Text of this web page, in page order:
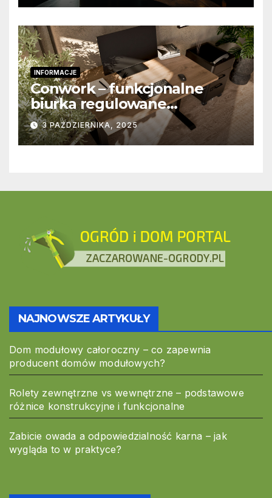
INFORMACJE
Conwork – funkcjonalne
biurka regulowane
stworzone z myślą o
nowoczesnych
przestrzeniach pracy
3 PAŹDZIERNIKA, 2025
NAJNOWSZE ARTYKUŁY
Dom modułowy całoroczny – co zapewnia
producent domów modułowych?
Rolety zewnętrzne vs wewnętrzne – podstawowe
różnice konstrukcyjne i funkcjonalne
Zabicie owada a odpowiedzialność karna – jak
wygląda to w praktyce?